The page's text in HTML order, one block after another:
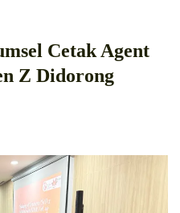
Cetak Agent
Z Didorong